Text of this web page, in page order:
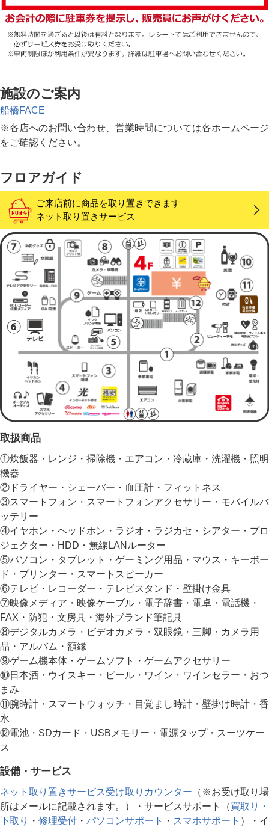
施設のご案内
船橋FACE
※各店へのお問い合わせ、営業時間については各ホームページ
をご確認ください。
フロアガイド
ご来店前に商品を取り置きできます
ネット取り置きサービス
取扱商品
①炊飯器・レンジ・掃除機・エアコン・冷蔵庫・洗濯機・照明
機器
②ドライヤー・シェーバー・血圧計・フィットネス
③スマートフォン・スマートフォンアクセサリー・モバイルバ
ッテリー
④イヤホン・ヘッドホン・ラジオ・ラジカセ・シアター・プロ
ジェクター・HDD・無線LANルーター
⑤パソコン・タブレット・ゲーミング用品・マウス・キーボー
ド・プリンター・スマートスピーカー
⑥テレビ・レコーダー・テレビスタンド・壁掛け金具
⑦映像メディア・映像ケーブル・電子辞書・電卓・電話機・
FAX・防犯・文房具・海外ブランド筆記具
⑧デジタルカメラ・ビデオカメラ・双眼鏡・三脚・カメラ用
品・アルバム・額縁
⑨ゲーム機本体・ゲームソフト・ゲームアクセサリー
⑩日本酒・ウイスキー・ビール・ワイン・ワインセラー・おつ
まみ
⑪腕時計・スマートウォッチ・目覚まし時計・壁掛け時計・香
水
⑫電池・SDカード・USBメモリー・電源タップ・スーツケー
ス
設備・サービス
ネット取り置きサービス受け取りカウンター （※お受け取り場
所はメールに記載されます。）・サービスサポート（買取り・
下取り
・ 修理受付 ・ パソコンサポート ・ スマホサポート ）・イ